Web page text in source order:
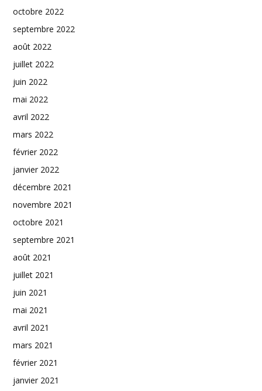
octobre 2022
septembre 2022
août 2022
juillet 2022
juin 2022
mai 2022
avril 2022
mars 2022
février 2022
janvier 2022
décembre 2021
novembre 2021
octobre 2021
septembre 2021
août 2021
juillet 2021
juin 2021
mai 2021
avril 2021
mars 2021
février 2021
janvier 2021